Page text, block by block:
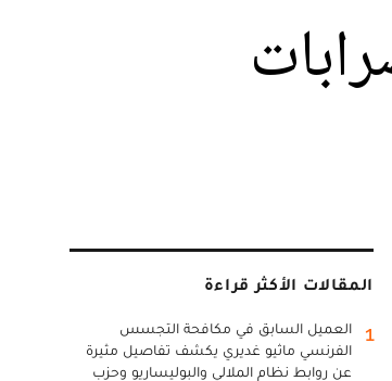
المقالات الأكثر قراءة
1
العميل السابق في مكافحة التجسس
الفرنسي ماثيو غديري يكشف تفاصيل مثيرة
عن روابط نظام الملالي والبوليساريو وحزب